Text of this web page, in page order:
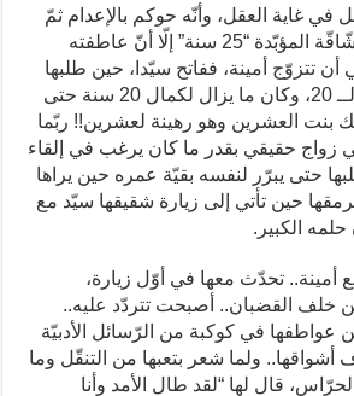
في غاية العقل، وأنّه حوكم بالإعدام ثمّ
خفّف إلى الأشغال الشّاقّة المؤبّدة “25 سنة” إلّا أنّ عاطفته
تتزوّج أمينة، ففاتح سيّدا، حين طلبها
كانت أمينة في سنّ الــ 20، وكان ما يزال لكمال 20 سنة حتى
بنت العشرين وهو رهينة لعشرين!! ربّما
زواج حقيقي بقدر ما كان يرغب في إلقاء
حتى يبرّر لنفسه بقيّة عمره حين يراها
حين تأتي إلى زيارة شقيقها سيّد مع
الكبير.
أمينة.. تحدّث معها في أوّل زيارة،
القضبان.. أصبحت تتردّد عليه..
عواطفها في كوكبة من الرّسائل الأدبيّة
أشواقها.. ولما شعر بتعبها من التنقّل وما
قال لها “لقد طال الأمد وأنا